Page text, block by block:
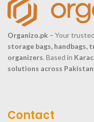
Organizo.pk – Your
storage bags, handbags,
organizers. Based in
solutions across Pakistan
Contact